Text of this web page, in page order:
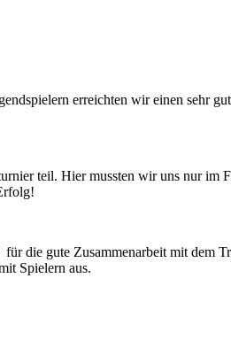
erreichten wir einen sehr
teil. Hier mussten wir uns nur im
die gute Zusammenarbeit mit dem
Spielern aus.